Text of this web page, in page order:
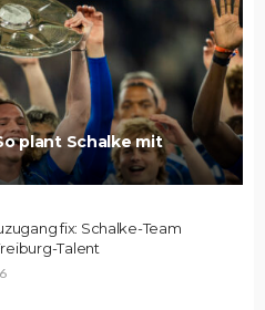
plant Schalke mit
fix: Schalke-Team
Talent